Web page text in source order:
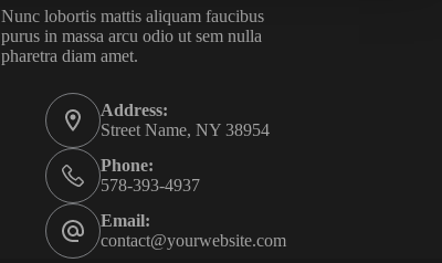
Nunc lobortis mattis aliquam faucibus
purus in massa arcu odio ut sem nulla
pharetra diam amet.
Address:
Street Name, NY 38954
Phone:
578-393-4937
Email:
contact@yourwebsite.com